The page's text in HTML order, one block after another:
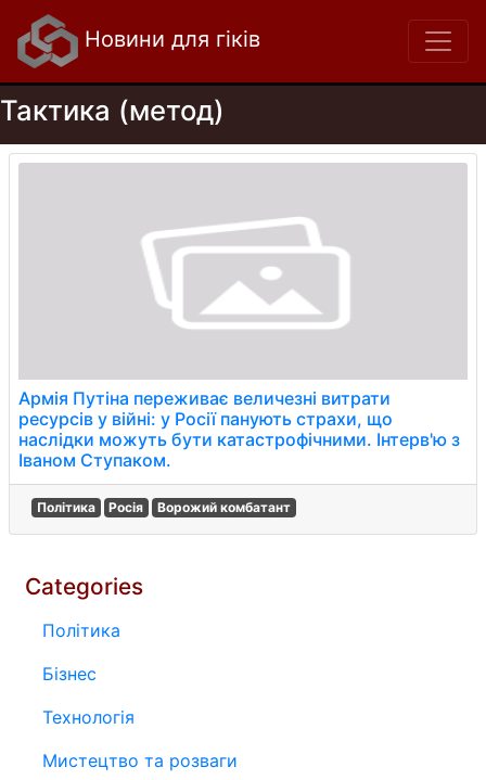
Новини для гіків
Тактика (метод)
Армія Путіна переживає величезні витрати
ресурсів у війні: у Росії панують страхи, що
наслідки можуть бути катастрофічними. Інтерв'ю з
Іваном Ступаком.
Політика Росія Ворожий комбатант
Categories
Політика
Бізнес
Технологія
Мистецтво та розваги